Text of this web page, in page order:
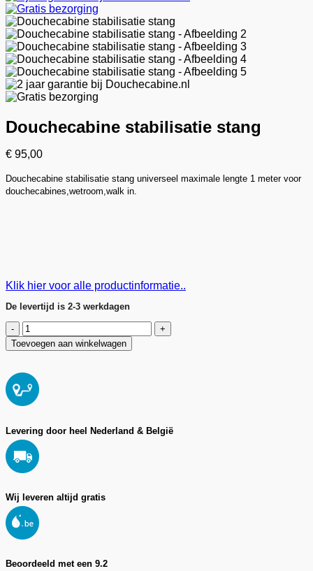
Douchecabine stabilisatie stang
€ 95,00
Douchecabine stabilisatie stang universeel maximale lengte 1 meter voor
douchecabines,wetroom,walk in.
Klik hier voor alle productinformatie..
De levertijd is 2-3 werkdagen
Douchecabine
stabilisatie
stang
Toevoegen aan winkelwagen
Levering door heel Nederland & België
Wij leveren altijd gratis
Beoordeeld met een 9.2